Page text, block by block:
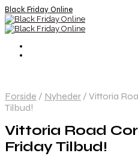
Black Friday Online
Forside / Nyheder / Vittoria
Tilbud!
Vittoria Road
Friday Tilbud!